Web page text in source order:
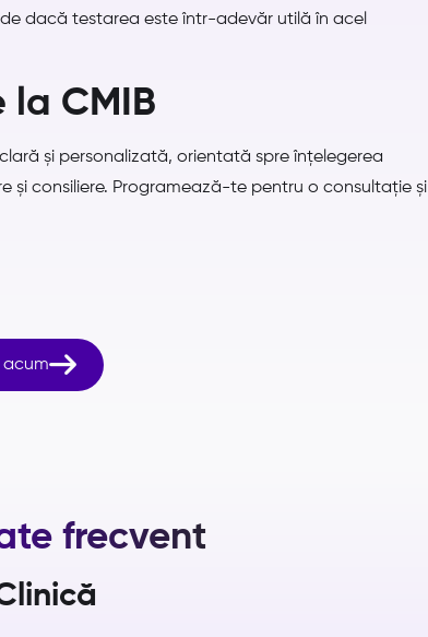
dacă testarea este într-adevăr utilă în acel
la CMIB
și personalizată, orientată spre înțelegerea
și consiliere. Programează-te pentru o consultație și

frecvent